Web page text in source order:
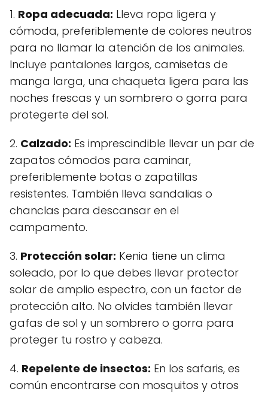
1. Ropa adecuada: Lleva ropa ligera y
cómoda, preferiblemente de colores neutros
para no llamar la atención de los animales.
Incluye pantalones largos, camisetas de
manga larga, una chaqueta ligera para las
noches frescas y un sombrero o gorra para
protegerte del sol.
2. Calzado: Es imprescindible llevar un par de
zapatos cómodos para caminar,
preferiblemente botas o zapatillas
resistentes. También lleva sandalias o
chanclas para descansar en el
campamento.
3. Protección solar: Kenia tiene un clima
soleado, por lo que debes llevar protector
solar de amplio espectro, con un factor de
protección alto. No olvides también llevar
gafas de sol y un sombrero o gorra para
proteger tu rostro y cabeza.
4. Repelente de insectos: En los safaris, es
común encontrarse con mosquitos y otros